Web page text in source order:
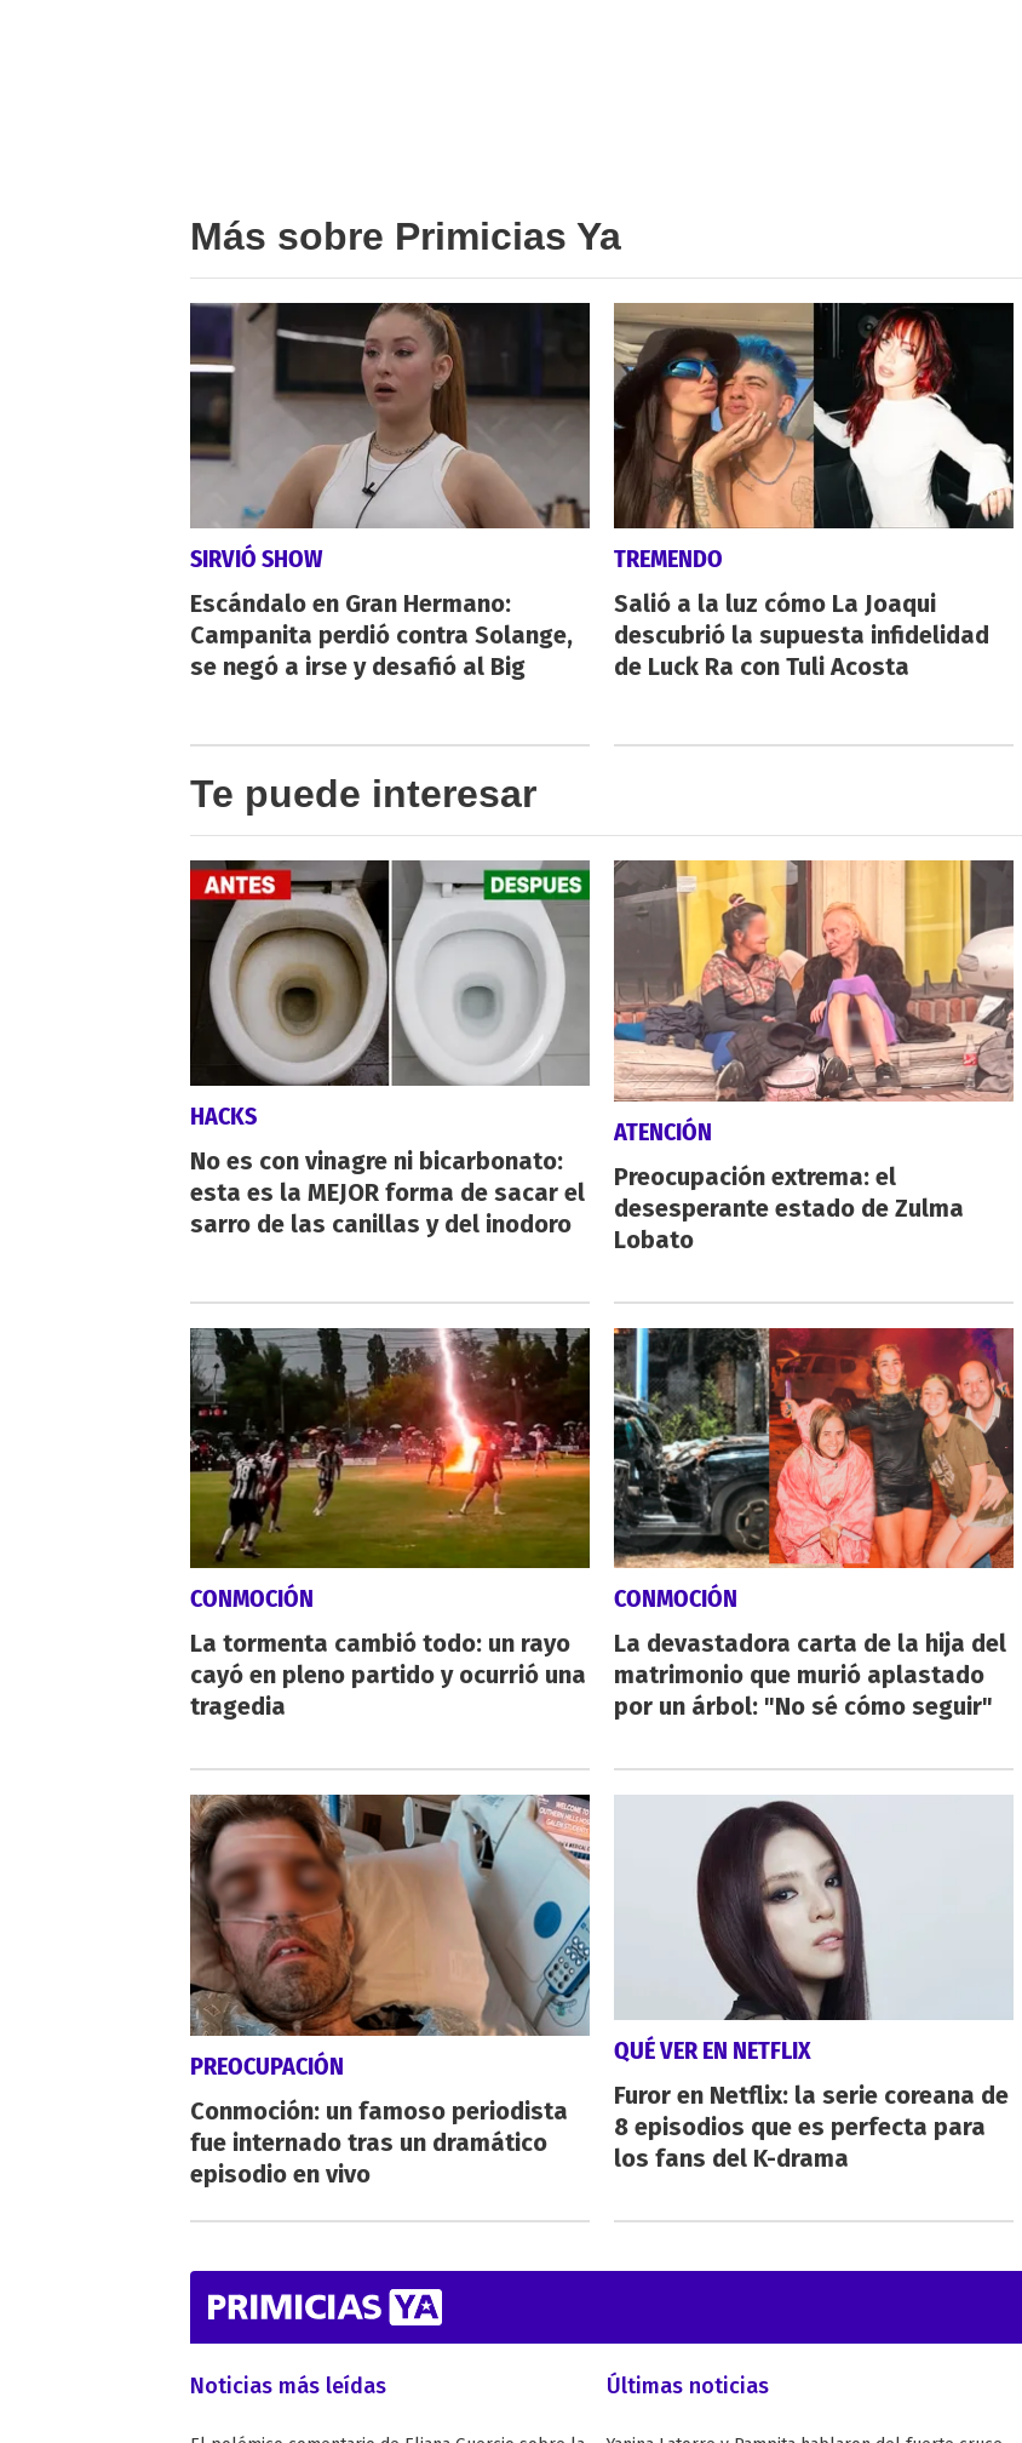
Más sobre Primicias Ya
SIRVIÓ SHOW
Escándalo en Gran Hermano:
Campanita perdió contra Solange,
se negó a irse y desafió al Big
TREMENDO
Salió a la luz cómo La Joaqui
descubrió la supuesta infidelidad
de Luck Ra con Tuli Acosta
Te puede interesar
HACKS
No es con vinagre ni bicarbonato:
esta es la MEJOR forma de sacar el
sarro de las canillas y del inodoro
ATENCIÓN
Preocupación extrema: el
desesperante estado de Zulma
Lobato
CONMOCIÓN
La tormenta cambió todo: un rayo
cayó en pleno partido y ocurrió una
tragedia
CONMOCIÓN
La devastadora carta de la hija del
matrimonio que murió aplastado
por un árbol: "No sé cómo seguir"
PREOCUPACIÓN
Conmoción: un famoso periodista
fue internado tras un dramático
episodio en vivo
QUÉ VER EN NETFLIX
Furor en Netflix: la serie coreana de
8 episodios que es perfecta para
los fans del K-drama
Noticias más leídas Últimas noticias